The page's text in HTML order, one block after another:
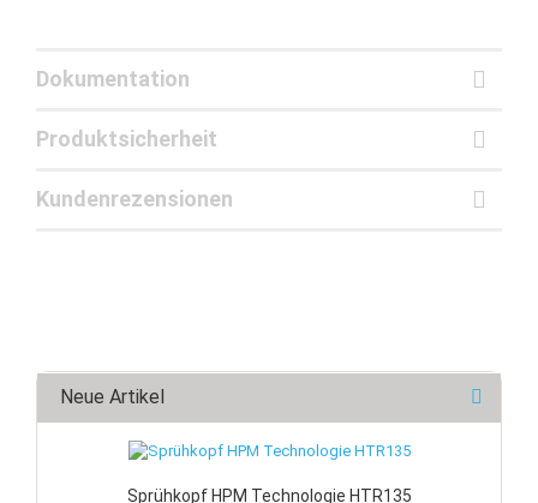
Dokumentation
Produktsicherheit
Kundenrezensionen
Neue Artikel
Sprühkopf HPM Technologie HTR135